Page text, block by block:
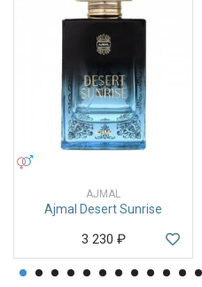
AJMAL
Ajmal Desert Sunrise
3 230 ₽